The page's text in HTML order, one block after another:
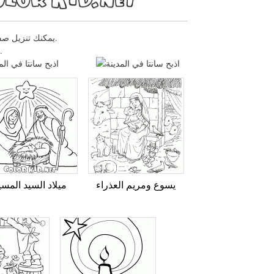
يمكنك تنزيل صفحات التلوين للأطفال اذبح سانتا في المدينة أو طباعتها عبر موقعنا الإلكتروني.
في عيد الميلاد سوف تجد يوم رأس السنة وأعياد الميلاد صفحات تلوين وغيرها.
ميلاد السيد يسوع ومريم العذراء